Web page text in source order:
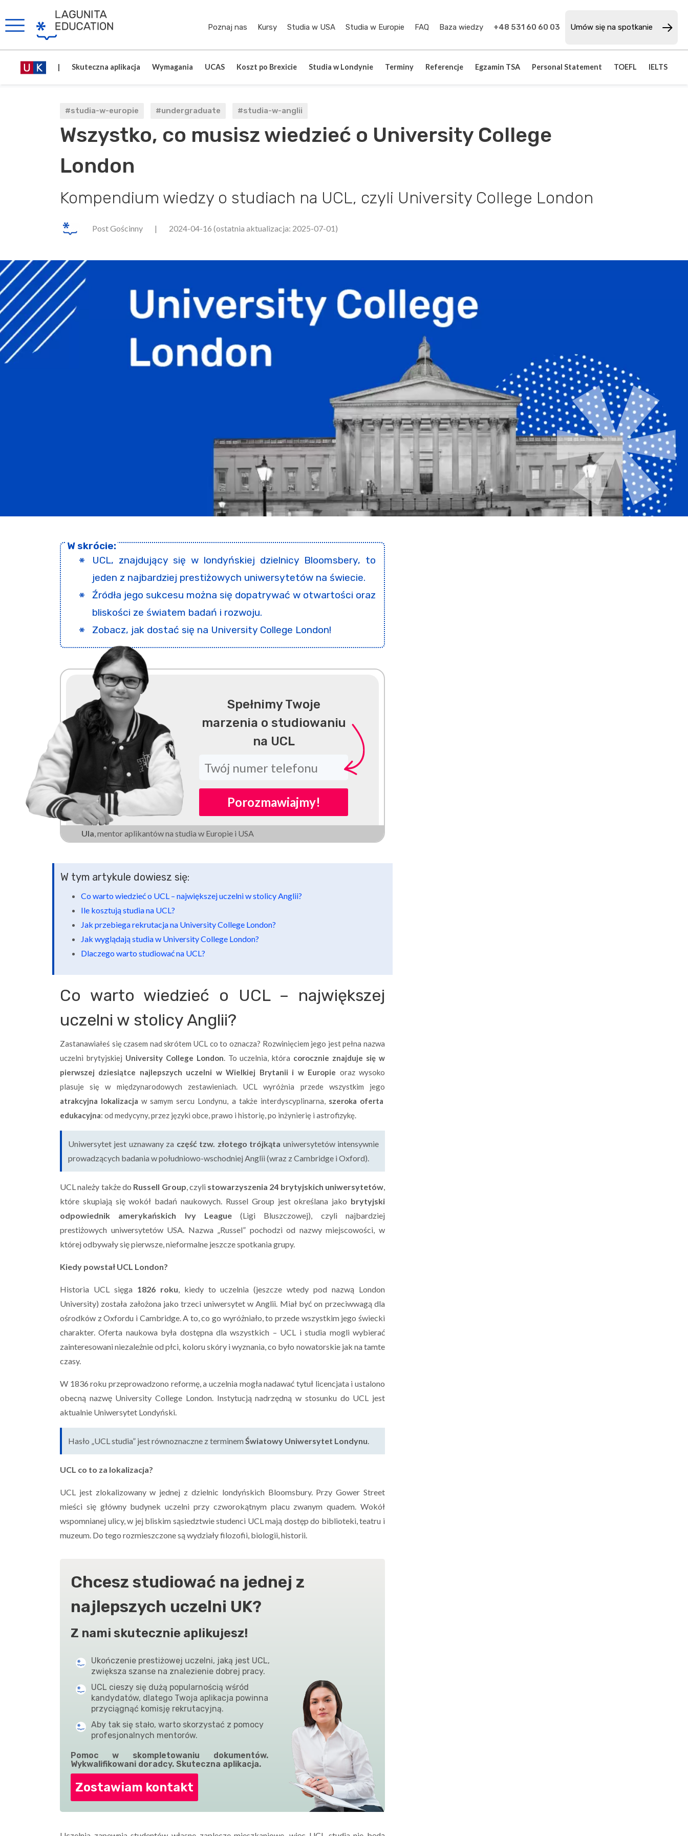
Poznaj nas Kursy Studia w USA Studia w Europie FAQ Baza wiedzy +48 531 60 60 03 Umów się na spotkanie
| Skuteczna aplikacja Wymagania UCAS Koszt po Brexicie Studia w Londynie Terminy Referencje Egzamin TSA Personal Statement TOEFL IELTS
#studia-w-europie #undergraduate #studia-w-anglii
Wszystko, co musisz wiedzieć o University College
London
Kompendium wiedzy o studiach na UCL, czyli University College London
Post Gościnny | 2024-04-16 (ostatnia aktualizacja: 2025-07-01)
UCL, znajdujący się w londyńskiej dzielnicy Bloomsbery, to
jeden z najbardziej prestiżowych uniwersytetów na świecie.
Źródła jego sukcesu można się dopatrywać w otwartości oraz
bliskości ze światem badań i rozwoju.
Zobacz, jak dostać się na University College London!
Spełnimy Twoje
marzenia o studiowaniu
na UCL
Porozmawiajmy!
Ula, mentor aplikantów na studia w Europie i USA
W tym artykule dowiesz się:
Co warto wiedzieć o UCL – największej uczelni w stolicy Anglii?
Ile kosztują studia na UCL?
Jak przebiega rekrutacja na University College London?
Jak wyglądają studia w University College London?
Dlaczego warto studiować na UCL?
Co warto wiedzieć o UCL – największej
uczelni w stolicy Anglii?
Zastanawiałeś się czasem nad skrótem UCL co to oznacza? Rozwinięciem jego jest pełna nazwa
uczelni brytyjskiej University College London. To uczelnia, która corocznie znajduje się w
pierwszej dziesiątce najlepszych uczelni w Wielkiej Brytanii i w Europie oraz wysoko
plasuje się w międzynarodowych zestawieniach. UCL wyróżnia przede wszystkim jego
atrakcyjna lokalizacjaw samym sercu Londynu, a także interdyscyplinarna,szeroka oferta
edukacyjna: od medycyny, przez języki obce, prawo i historię, po inżynierię i astrofizykę.
Uniwersytet jest uznawany za część tzw. złotego trójkąta uniwersytetów intensywnie
prowadzących badania w południowo-wschodniej Anglii (wraz z Cambridge i Oxford).
UCL należy także do Russell Group, czyli stowarzyszenia 24 brytyjskich uniwersytetów,
które skupiają się wokół badań naukowych. Russel Group jest określana jako brytyjski
odpowiednik amerykańskich
Ivy League(Ligi Bluszczowej), czyli najbardziej
prestiżowych uniwersytetów USA. Nazwa „Russel” pochodzi od nazwy miejscowości, w
której odbywały się pierwsze, nieformalne jeszcze spotkania grupy.
Kiedy powstał UCL London?
Historia UCL sięga 1826 roku, kiedy to uczelnia (jeszcze wtedy pod nazwą London
University) została założona jako trzeci uniwersytet w Anglii. Miał być on przeciwwagą dla
ośrodków z Oxfordu i Cambridge. A to, co go wyróżniało, to przede wszystkim jego świecki
charakter. Oferta naukowa była dostępna dla wszystkich – UCL i studia mogli wybierać
zainteresowani niezależnie od płci, koloru skóry i wyznania, co było nowatorskie jak na tamte
czasy.
W 1836 roku przeprowadzono reformę, a uczelnia mogła nadawać tytuł licencjata i ustalono
obecną nazwę University College London. Instytucją nadrzędną w stosunku do UCL jest
aktualnie Uniwersytet Londyński.
Hasło „UCL studia” jest równoznaczne z terminem Światowy Uniwersytet Londynu.
UCL co to za lokalizacja?
UCL jest zlokalizowany w jednej z dzielnic londyńskich Bloomsbury. Przy Gower Street
mieści się główny budynek uczelni przy czworokątnym placu zwanym quadem. Wokół
wspomnianej ulicy, w jej bliskim sąsiedztwie studenci UCL mają dostęp do biblioteki, teatru i
muzeum. Do tego rozmieszczone są wydziały filozofii, biologii, historii.
Chcesz studiować na jednej z
najlepszych uczelni UK?
Z nami skutecznie aplikujesz!
Ukończenie prestiżowej uczelni, jaką jest UCL,
zwiększa szanse na znalezienie dobrej pracy.
UCL cieszy się dużą popularnością wśród
kandydatów, dlatego Twoja aplikacja powinna
przyciągnąć komisję rekrutacyjną.
Aby tak się stało, warto skorzystać z pomocy
profesjonalnych mentorów.
Pomoc w skompletowaniu dokumentów.
Wykwalifikowani doradcy. Skuteczna aplikacja.
Zostawiam kontakt